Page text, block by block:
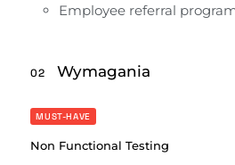
Employee referral
02 Wymagania
MUST-HAVE
Non Functional Testing